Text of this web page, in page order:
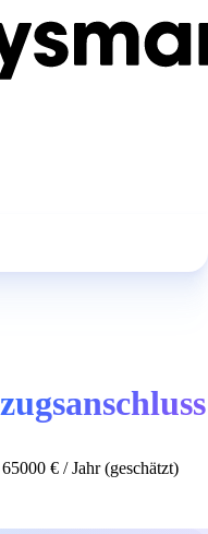
€ / Jahr (geschätzt)